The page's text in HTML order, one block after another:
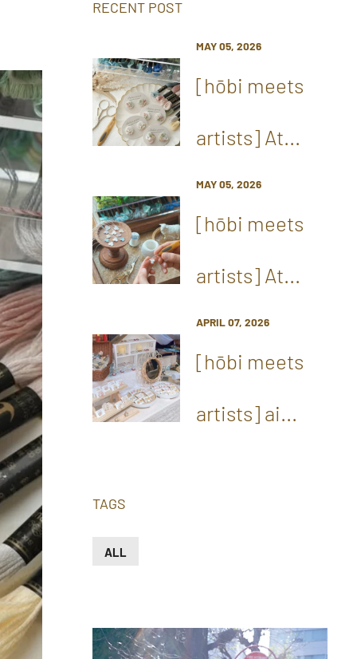
RECENT POST
MAY 05, 2026
[hōbi meets
artists] At...
MAY 05, 2026
[hōbi meets
artists] At...
APRIL 07, 2026
[hōbi meets
artists] ai...
TAGS
ALL